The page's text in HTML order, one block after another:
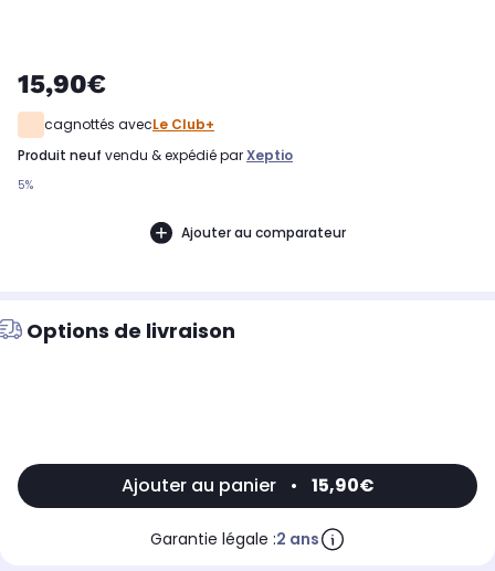
15,90€
cagnottés avecLe Club+
produit neuf vendu & expédié parXeptio
5%
Ajouter au comparateur
Options de livraison
Ajouter au panier • 15,90€
Garantie légale :2 ans